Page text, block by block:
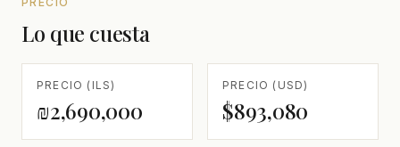
Lo que cuesta
PRECIO (ILS)
₪2,690,000
PRECIO (USD)
$893,080